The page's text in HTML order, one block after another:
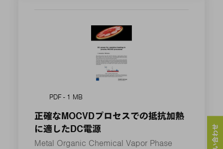
PDF - 1 MB
正確なMOCVDプロセスでの抵抗加熱
に適したDC電源
Metal Organic Chemical Vapor Phase